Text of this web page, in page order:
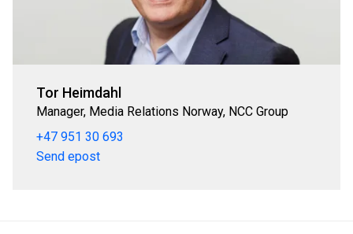
Tor Heimdahl
Manager, Media Relations Norway, NCC Group
+47 951 30 693
Send epost